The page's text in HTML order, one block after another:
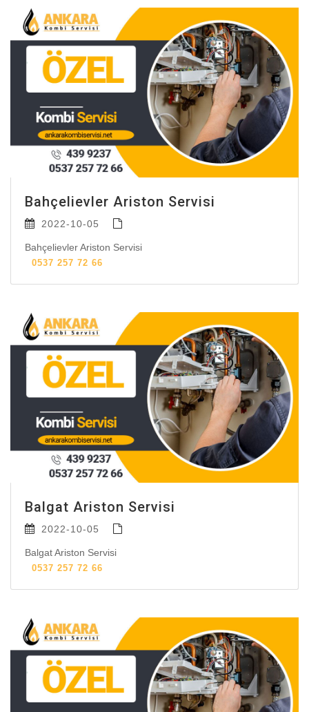
Bahçelievler Ariston Servisi
2022-10-05
Bahçelievler Ariston Servisi
0537 257 72 66
Balgat Ariston Servisi
2022-10-05
Balgat Ariston Servisi
0537 257 72 66